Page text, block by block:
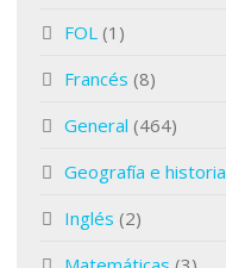
FOL (1)
Francés (8)
General (464)
Geografía e historia
Inglés (2)